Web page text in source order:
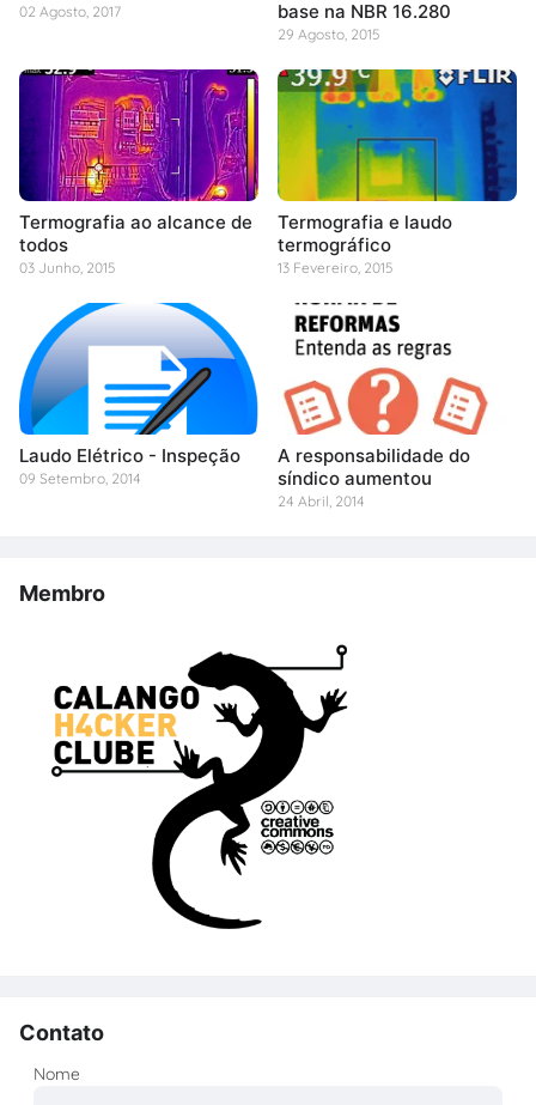
02 Agosto, 2017
base na NBR 16.280
29 Agosto, 2015
Termografia ao alcance de
todos
03 Junho, 2015
Termografia e laudo
termográfico
13 Fevereiro, 2015
Laudo Elétrico - Inspeção
09 Setembro, 2014
A responsabilidade do
síndico aumentou
24 Abril, 2014
Membro
Contato
Nome